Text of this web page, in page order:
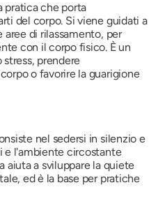
pratica che porta
del corpo. Si viene guidati a
aree di rilassamento, per
con il corpo fisico. È un
prendere
o favorire la guarigione
nel sedersi in silenzio e
e l'ambiente circostante
aiuta a sviluppare la quiete
ed è la base per pratiche